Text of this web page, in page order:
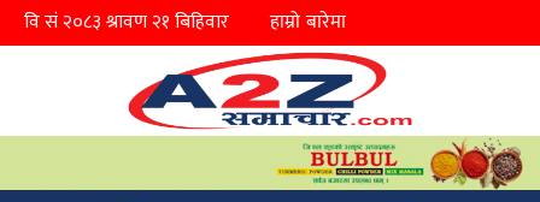
हाम्रो बारेमा